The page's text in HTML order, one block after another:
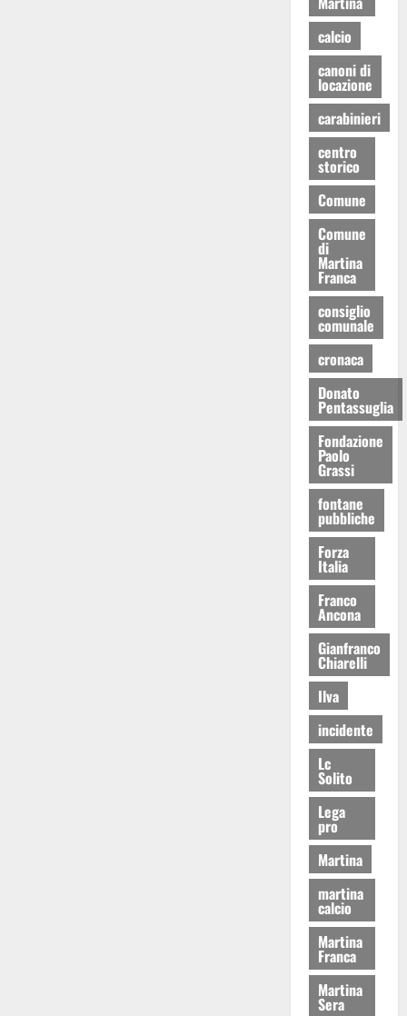
calcio
canoni di
locazione
carabinieri
centro
storico
Comune
Comune
di
Martina
Franca
consiglio
comunale
cronaca
Donato
Pentassuglia
Fondazione
Paolo
Grassi
fontane
pubbliche
Forza
Italia
Franco
Ancona
Gianfranco
Chiarelli
Ilva
incidente
Lc
Solito
Lega
pro
Martina
martina
calcio
Martina
Franca
Martina
Sera